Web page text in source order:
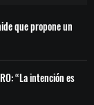
que propone un
“La intención es